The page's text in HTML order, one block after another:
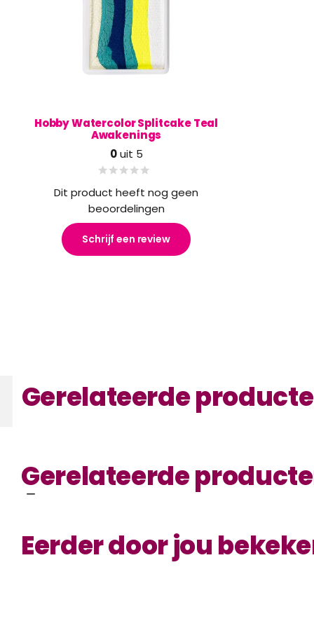
Hobby Watercolor Splitcake Teal
Awakenings
0uit 5
Dit product heeft nog geen
beoordelingen
Schrijf een review
Gerelateerde
Gerelateerde
Eerder door jou